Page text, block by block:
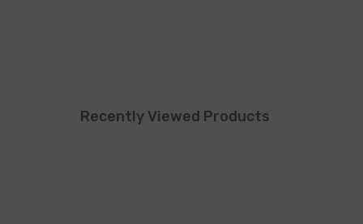
Recently Viewed Products